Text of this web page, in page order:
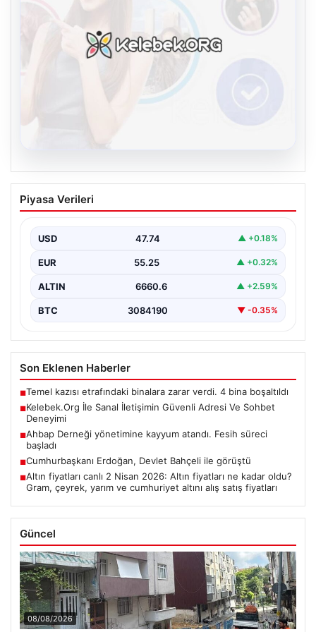
Kelebek.Org İle Sanal İletişimin Güvenli
Adresi Ve Sohbet Deneyimi
sağlaması kritik bir önem taşımaktadır. Güncel olarak…
Piyasa Verileri
USD 47.74 ▲ +0.18%
EUR 55.25 ▲ +0.32%
ALTIN 6660.6 ▲ +2.59%
BTC 3084190 ▼ -0.35%
Son Eklenen Haberler
■Temel kazısı etrafındaki binalara zarar verdi. 4 bina boşaltıldı
■Kelebek.Org İle Sanal İletişimin Güvenli Adresi Ve Sohbet
Deneyimi
■Ahbap Derneği yönetimine kayyum atandı. Fesih süreci
başladı
■Cumhurbaşkanı Erdoğan, Devlet Bahçeli ile görüştü
■Altın fiyatları canlı 2 Nisan 2026: Altın fiyatları ne kadar oldu?
Gram, çeyrek, yarım ve cumhuriyet altını alış satış fiyatları
Güncel
08/08/2026